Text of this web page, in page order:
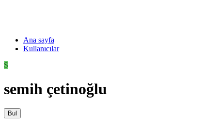
Ana sayfa
Kullanıcılar
S
semih çetinoğlu
Bul